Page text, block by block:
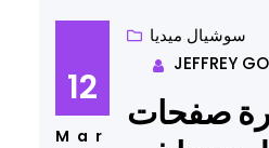
ميديا جزءًا لا
التسويق
توفر حلول
12
Mar
سوشيال ميديا
JEFFREY
صفحات